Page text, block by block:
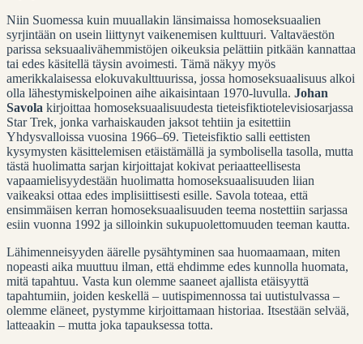
Niin Suomessa kuin muuallakin länsimaissa homoseksuaalien
syrjintään on usein liittynyt vaikenemisen kulttuuri. Valtaväestön
parissa seksuaalivähemmistöjen oikeuksia pelättiin pitkään kannattaa
tai edes käsitellä täysin avoimesti. Tämä näkyy myös
amerikkalaisessa elokuvakulttuurissa, jossa homoseksuaalisuus alkoi
olla lähestymiskelpoinen aihe aikaisintaan 1970-luvulla. Johan
Savola kirjoittaa homoseksuaalisuudesta tieteisfiktiotelevisiosarjassa
Star Trek, jonka varhaiskauden jaksot tehtiin ja esitettiin
Yhdysvalloissa vuosina 1966–69. Tieteisfiktio salli eettisten
kysymysten käsittelemisen etäistämällä ja symbolisella tasolla, mutta
tästä huolimatta sarjan kirjoittajat kokivat periaatteellisesta
vapaamielisyydestään huolimatta homoseksuaalisuuden liian
vaikeaksi ottaa edes implisiittisesti esille. Savola toteaa, että
ensimmäisen kerran homoseksuaalisuuden teema nostettiin sarjassa
esiin vuonna 1992 ja silloinkin sukupuolettomuuden teeman kautta.
Lähimenneisyyden äärelle pysähtyminen saa huomaamaan, miten
nopeasti aika muuttuu ilman, että ehdimme edes kunnolla huomata,
mitä tapahtuu. Vasta kun olemme saaneet ajallista etäisyyttä
tapahtumiin, joiden keskellä – uutispimennossa tai uutistulvassa –
olemme eläneet, pystymme kirjoittamaan historiaa. Itsestään selvää,
latteaakin – mutta joka tapauksessa totta.